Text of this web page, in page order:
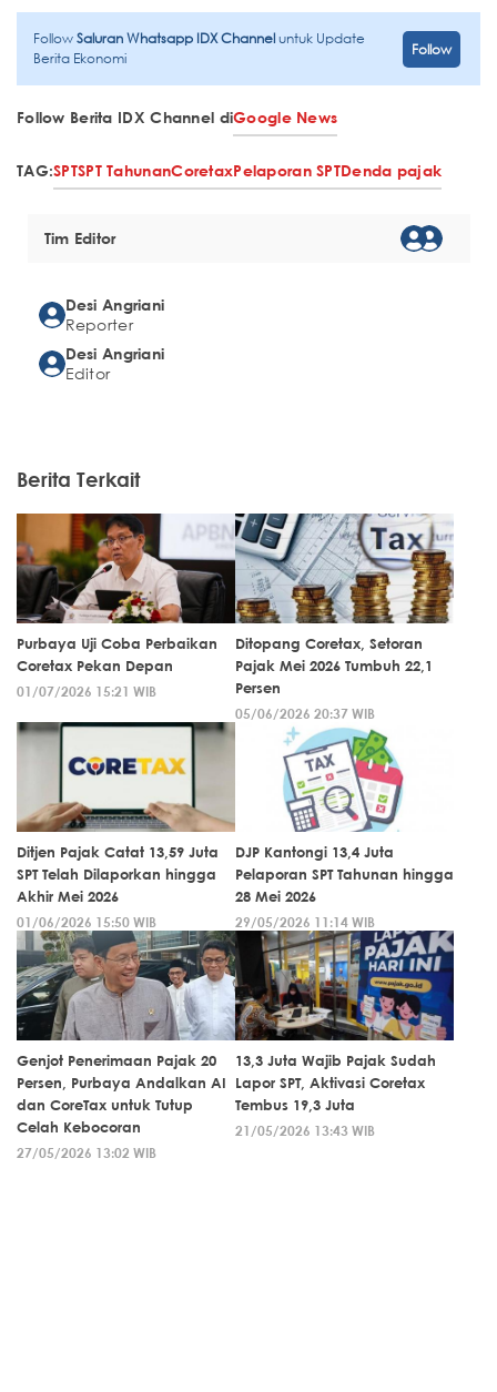
FollowSaluran Whatsapp IDX Channeluntuk Update
Berita Ekonomi
Follow
Follow Berita IDX Channel diGoogle News
TAG:SPTSPT TahunanCoretaxPelaporan SPTDenda pajak
Tim Editor
Desi Angriani
Reporter
Desi Angriani
Editor
Berita Terkait
Purbaya Uji Coba Perbaikan
Coretax Pekan Depan
01/07/2026 15:21 WIB
Ditopang Coretax, Setoran
Pajak Mei 2026 Tumbuh 22,1
Persen
05/06/2026 20:37 WIB
Ditjen Pajak Catat 13,59 Juta
SPT Telah Dilaporkan hingga
Akhir Mei 2026
01/06/2026 15:50 WIB
DJP Kantongi 13,4 Juta
Pelaporan SPT Tahunan hingga
28 Mei 2026
29/05/2026 11:14 WIB
Genjot Penerimaan Pajak 20
Persen, Purbaya Andalkan AI
dan CoreTax untuk Tutup
Celah Kebocoran
27/05/2026 13:02 WIB
13,3 Juta Wajib Pajak Sudah
Lapor SPT, Aktivasi Coretax
Tembus 19,3 Juta
21/05/2026 13:43 WIB